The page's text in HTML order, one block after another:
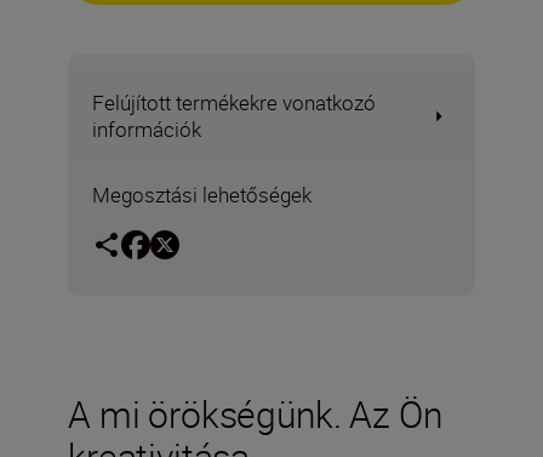
Felújított termékekre vonatkozó
információk
Megosztási lehetőségek
A mi örökségünk. Az Ön